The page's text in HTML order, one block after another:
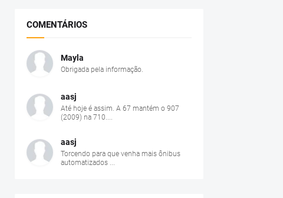
COMENTÁRIOS
Mayla
Obrigada pela informação.
aasj
Até hoje é assim. A 67 mantém o 907
(2009) na 710....
aasj
Torcendo para que venha mais ônibus
automatizados ...